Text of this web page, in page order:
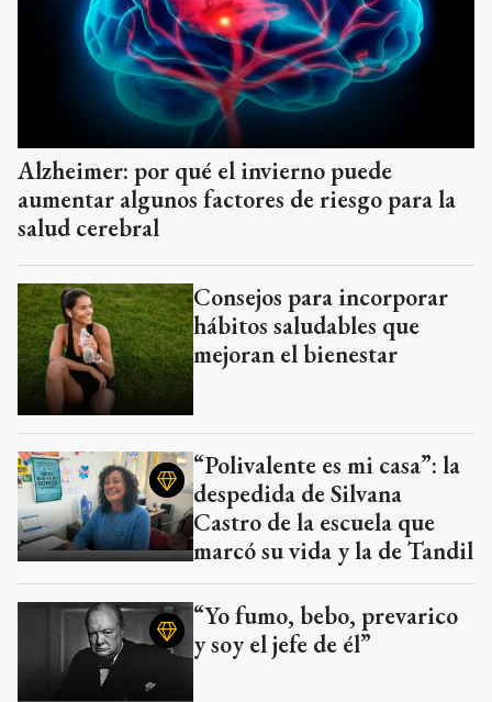
Alzheimer: por qué el invierno puede
aumentar algunos factores de riesgo para la
salud cerebral
Consejos para incorporar
hábitos saludables que
mejoran el bienestar
“Polivalente es mi casa”: la
despedida de Silvana
Castro de la escuela que
marcó su vida y la de Tandil
“Yo fumo, bebo, prevarico
y soy el jefe de él”